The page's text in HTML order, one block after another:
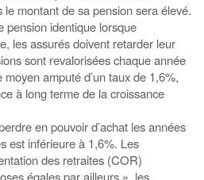
montant de sa pension sera élevé.
pension identique lorsque
les assurés doivent retarder leur
sont revalorisées chaque année
moyen amputé d’un taux de 1,6%,
à long terme de la croissance
en pouvoir d’achat les années
est inférieure à 1,6%. Les
des retraites (COR)
égales par ailleurs », les